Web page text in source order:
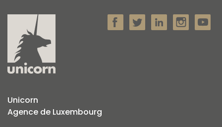
Unicorn
Agence de Luxembourg